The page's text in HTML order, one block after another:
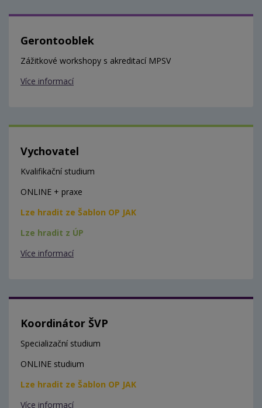
Gerontooblek
Zážitkové workshopy s akreditací MPSV
Více informací
Vychovatel
Kvalifikační studium
ONLINE + praxe
Lze hradit ze Šablon OP JAK
Lze hradit z ÚP
Více informací
Koordinátor ŠVP
Specializační studium
ONLINE studium
Lze hradit ze Šablon OP JAK
Více informací